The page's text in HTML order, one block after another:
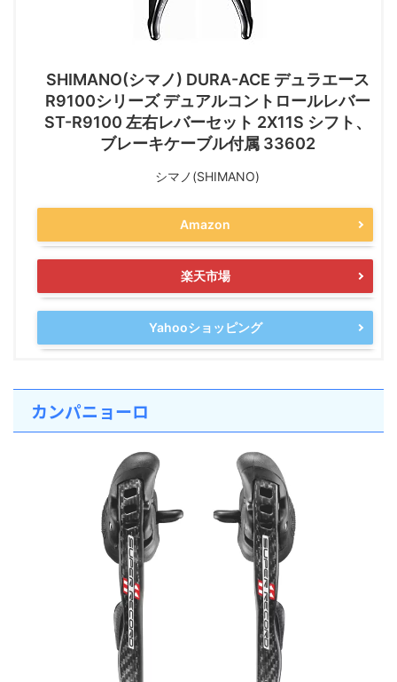
SHIMANO(シマノ) DURA-ACE デュラエース
R9100シリーズ デュアルコントロールレバー
ST-R9100 左右レバーセット 2X11S シフト、
ブレーキケーブル付属 33602
シマノ(SHIMANO)
Amazon
楽天市場
Yahooショッピング
カンパニョーロ